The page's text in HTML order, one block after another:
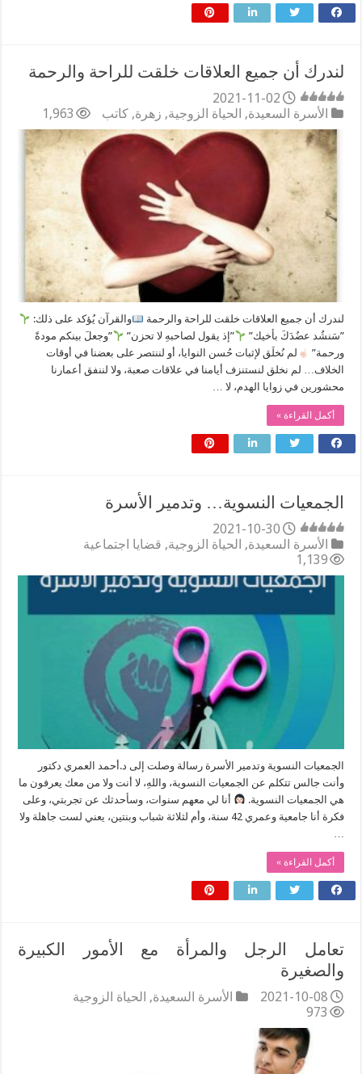
لندرك أن جميع العلاقات خلقت للراحة والرحمة
2021-11-02
الأسرة السعيدة, الحياة الزوجية, زهرة, كاتب 1,963
لندرك أن جميع العلاقات خلقت للراحة والرحمة
والقرآن يُؤكد على ذلك:
”سَنشُد عضُدَكَ بأخيك”
”إذ يقول لصاحبهِ لا تحزن”
”وجعلَ بينكم مودةً
ورحمة”
لم نُخلَق لإثبات حُسن النوايا، أو لننتصر على بعضنا في أوقات
الخلاف… لم نخلق لنستنزف أيامنا في علاقات صعبة، ولا لننفق أعمارنا
محشورين في زوايا الهدم، لا …
أكمل القراءة »
الجمعيات النسوية… وتدمير الأسرة
2021-10-30
الأسرة السعيدة, الحياة الزوجية, قضايا اجتماعية
1,139
الجمعيات النسوية وتدمير الأسرة رسالة وصلت إلى د.أحمد العمري دكتور
وأنت جالس تتكلم عن الجمعيات النسوية، واللهِ، لا أنت ولا من معك يعرفون ما
هي الجمعيات النسوية.
أنا لي معهم سنوات، وسأحدثك عن تجربتي، وعلى
فكرة أنا جامعية وعمري 42 سنة، وأم لثلاثة شباب وبنتين، يعني لست جاهلة ولا
…
أكمل القراءة »
تعامل الرجل والمرأة مع الأمور الكبيرة
والصغيرة
2021-10-08 الأسرة السعيدة, الحياة الزوجية
973